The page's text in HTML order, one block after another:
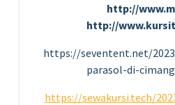
http://
http://
https://seventent.net/
parasol-di-
https://sewakursi.tech/